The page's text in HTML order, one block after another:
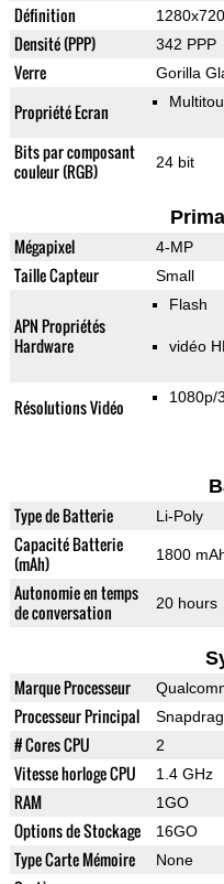
Définition 1280x720
Densité (PPP) 342 PPP
Verre Gorilla
Propriété Ecran
Bits par composant
couleur (RGB)
24 bit
Mégapixel 4-MP
Taille Capteur Small
APN Propriétés
Hardware
Flash
vidéo
Résolutions Vidéo 1080p/
Type de Batterie Li-Poly
Capacité Batterie
(mAh)
1800
Autonomie en temps
de conversation
20 hours
Marque Processeur
Processeur Principal
# Cores CPU 2
Vitesse horloge CPU 1.4 GHz
RAM 1GO
Options de Stockage 16GO
Type Carte Mémoire None